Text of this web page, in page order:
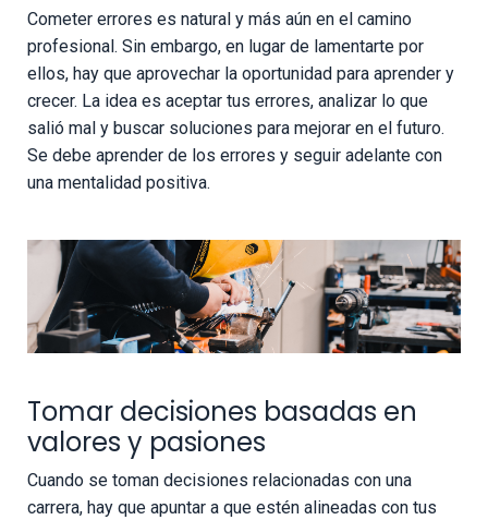
Cometer errores es natural y más aún en el camino
profesional. Sin embargo, en lugar de lamentarte por
ellos, hay que aprovechar la oportunidad para aprender y
crecer. La idea es aceptar tus errores, analizar lo que
salió mal y buscar soluciones para mejorar en el futuro.
Se debe aprender de los errores y seguir adelante con
una mentalidad positiva.
Tomar decisiones basadas en
valores y pasiones
Cuando se toman decisiones relacionadas con una
carrera, hay que apuntar a que estén alineadas con tus